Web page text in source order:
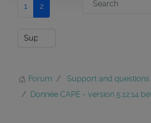
1 2
Forum Support and questions
Donnée CAPE - version 5.12.14